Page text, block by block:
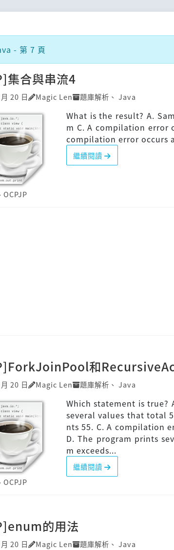
- 第 7 頁
集合與串流4
20 日 Magic Len 題庫解析 、 Java
What is the result? A.
m C. A compilation error
compilation error occurs
繼續閱讀
OCPJP
和
20 日 Magic Len 題庫解析 、 Java
Which statement is true?
several values that total
nts 55. C. A compilation
D. The program prints
m exceeds...
繼續閱讀
OCPJP
的用法
20 日 Magic Len 題庫解析 、 Java